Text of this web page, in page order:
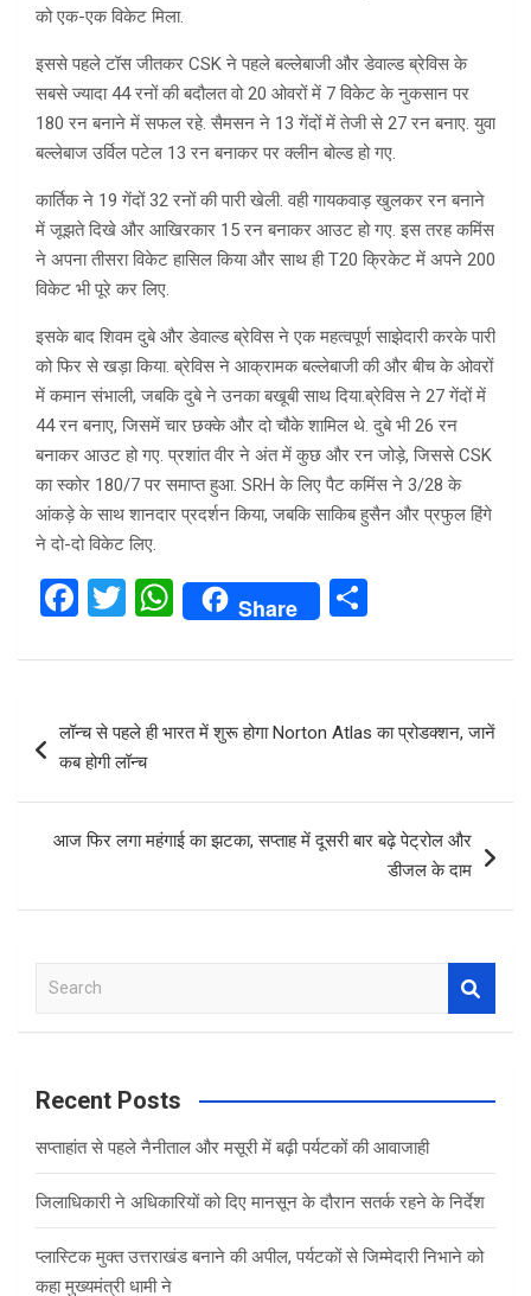
को एक-एक विकेट मिला.
इससे पहले टॉस जीतकर CSK ने पहले बल्लेबाजी और डेवाल्ड ब्रेविस के
सबसे ज्यादा 44 रनों की बदौलत वो 20 ओवरों में 7 विकेट के नुकसान पर
180 रन बनाने में सफल रहे. सैमसन ने 13 गेंदों में तेजी से 27 रन बनाए. युवा
बल्लेबाज उर्विल पटेल 13 रन बनाकर पर क्लीन बोल्ड हो गए.
कार्तिक ने 19 गेंदों 32 रनों की पारी खेली. वही गायकवाड़ खुलकर रन बनाने
में जूझते दिखे और आखिरकार 15 रन बनाकर आउट हो गए. इस तरह कमिंस
ने अपना तीसरा विकेट हासिल किया और साथ ही T20 क्रिकेट में अपने 200
विकेट भी पूरे कर लिए.
इसके बाद शिवम दुबे और डेवाल्ड ब्रेविस ने एक महत्वपूर्ण साझेदारी करके पारी
को फिर से खड़ा किया. ब्रेविस ने आक्रामक बल्लेबाजी की और बीच के ओवरों
में कमान संभाली, जबकि दुबे ने उनका बखूबी साथ दिया.ब्रेविस ने 27 गेंदों में
44 रन बनाए, जिसमें चार छक्के और दो चौके शामिल थे. दुबे भी 26 रन
बनाकर आउट हो गए. प्रशांत वीर ने अंत में कुछ और रन जोड़े, जिससे CSK
का स्कोर 180/7 पर समाप्त हुआ. SRH के लिए पैट कमिंस ने 3/28 के
आंकड़े के साथ शानदार प्रदर्शन किया, जबकि साकिब हुसैन और प्रफुल हिंगे
ने दो-दो विकेट लिए.
F
ce
o
k
T
tt
er
W
at
A
p
Share
ar
navigation
लॉन्च से पहले ही भारत में शुरू होगा Norton Atlas का प्रोडक्शन, जानें
कब होगी लॉन्च
आज फिर लगा महंगाई का झटका, सप्ताह में दूसरी बार बढ़े पेट्रोल और
डीजल के दाम
a
c
Recent Posts
सप्ताहांत से पहले नैनीताल और मसूरी में बढ़ी पर्यटकों की आवाजाही
जिलाधिकारी ने अधिकारियों को दिए मानसून के दौरान सतर्क रहने के निर्देश
प्लास्टिक मुक्त उत्तराखंड बनाने की अपील, पर्यटकों से जिम्मेदारी निभाने को
कहा मुख्यमंत्री धामी ने